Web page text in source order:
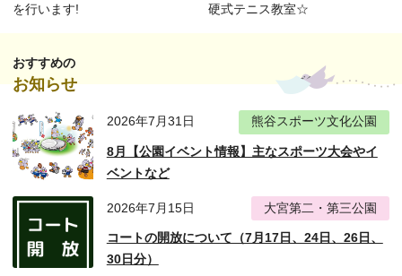
を行います!
硬式テニス教室☆
おすすめの
お知らせ
2026年7月31日 熊谷スポーツ文化公園
8月【公園イベント情報】主なスポーツ大会やイ
ベントなど
2026年7月15日 大宮第二・第三公園
コートの開放について（7月17日、24日、26日、
30日分）